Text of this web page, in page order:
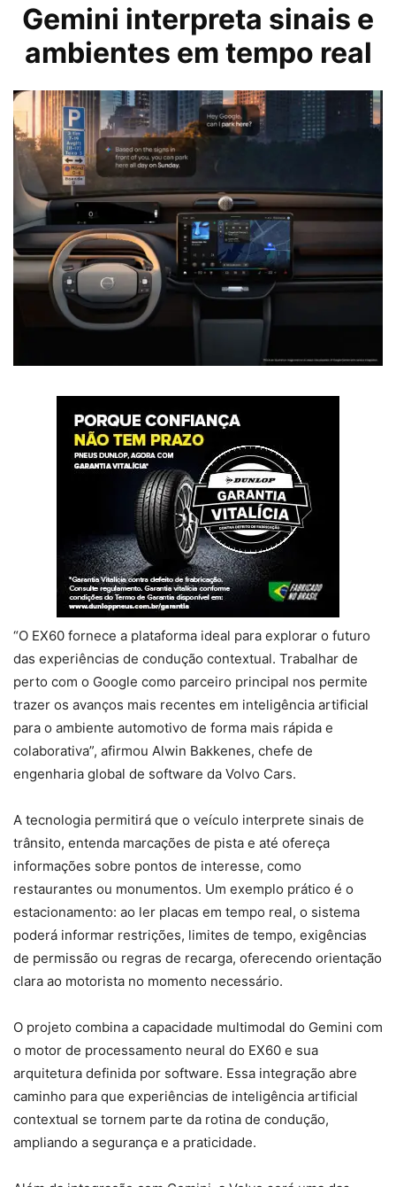
Gemini interpreta sinais e
ambientes em tempo real
“O EX60 fornece a plataforma ideal para explorar o futuro
das experiências de condução contextual. Trabalhar de
perto com o Google como parceiro principal nos permite
trazer os avanços mais recentes em inteligência artificial
para o ambiente automotivo de forma mais rápida e
colaborativa”, afirmou Alwin Bakkenes, chefe de
engenharia global de software da Volvo Cars.
A tecnologia permitirá que o veículo interprete sinais de
trânsito, entenda marcações de pista e até ofereça
informações sobre pontos de interesse, como
restaurantes ou monumentos. Um exemplo prático é o
estacionamento: ao ler placas em tempo real, o sistema
poderá informar restrições, limites de tempo, exigências
de permissão ou regras de recarga, oferecendo orientação
clara ao motorista no momento necessário.
O projeto combina a capacidade multimodal do Gemini com
o motor de processamento neural do EX60 e sua
arquitetura definida por software. Essa integração abre
caminho para que experiências de inteligência artificial
contextual se tornem parte da rotina de condução,
ampliando a segurança e a praticidade.